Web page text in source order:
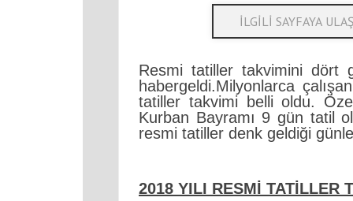
Resmi tatiller takvimini dört
habergeldi.Milyonlarca
tatiller takvimi belli oldu.
Kurban Bayramı 9 gün tatil
resmi tatiller denk geldiği
2018 YILI RESMİ TATİLLER